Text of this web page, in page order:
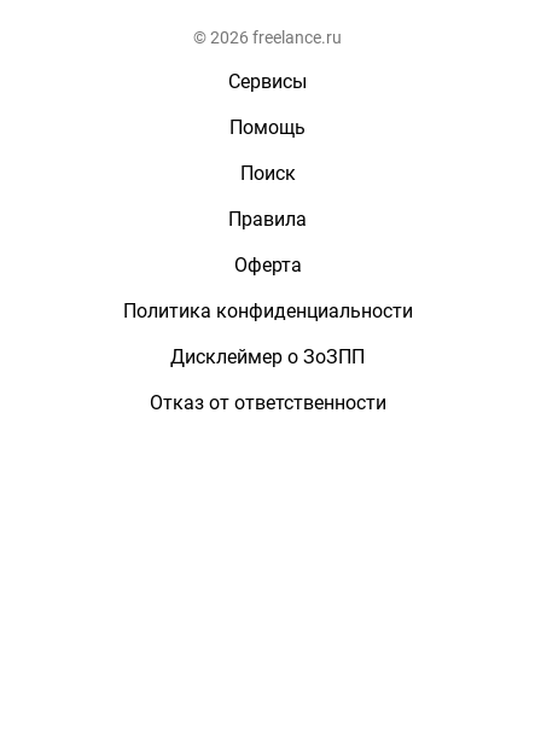
© 2026 freelance.ru
Сервисы
Помощь
Поиск
Правила
Оферта
Политика конфиденциальности
Дисклеймер о ЗоЗПП
Отказ от ответственности